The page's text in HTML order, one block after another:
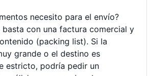
necesito para el envío?
basta con una factura comercial y
(packing list). Si la
grande o el destino es
estricto, podría pedir un